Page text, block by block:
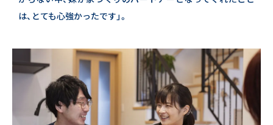
は、とても心強かったです」。